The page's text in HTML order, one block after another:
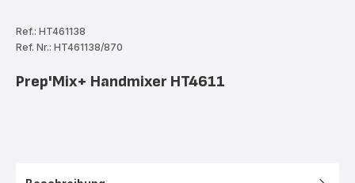
Ref.: HT461138
Ref. Nr.: HT461138/870
Prep'Mix+ Handmixer HT4611